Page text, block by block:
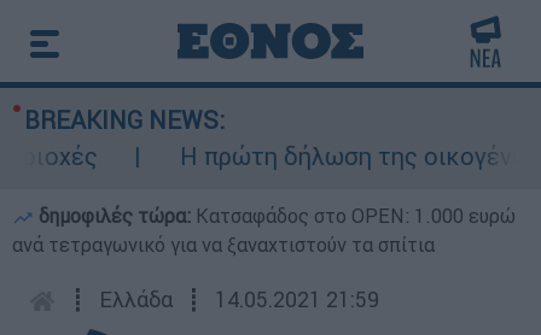
BREAKING NEWS:
Η πρώτη δήλωση της οικογένειας
δημοφιλές τώρα: Κατσαφάδος στο OPEN: 1.000 ευρώ
ανά τετραγωνικό για να ξαναχτιστούν τα σπίτια
┋ Ελλάδα ┋ 14.05.2021 21:59